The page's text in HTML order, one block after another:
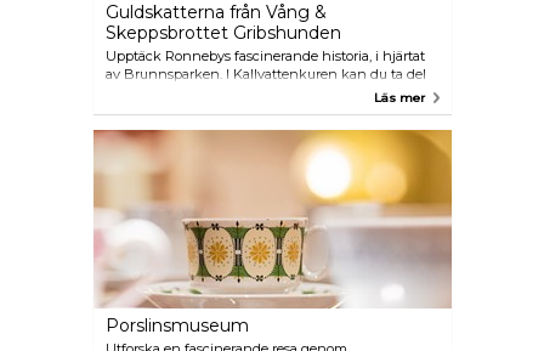
Guldskatterna från Vång &
Skeppsbrottet Gribshunden
Upptäck Ronnebys fascinerande historia, i hjärtat
av Brunnsparken. I Kallvattenkuren kan du ta del
Gribshunden, ett 500 år gammalt skeppsbrott, och
de spektakulära guldfynden från Vång, som en
gång var en viktig boplats från järnåldern.
Läs mer
Porslinsmuseum